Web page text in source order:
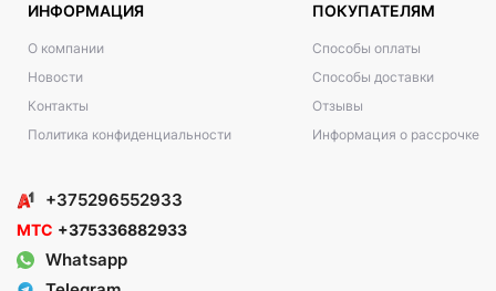
ИНФОРМАЦИЯ
О компании
Новости
Контакты
Политика конфиденциальности
ПОКУПАТЕЛЯМ
Способы оплаты
Способы доставки
Отзывы
Информация о рассрочке
+375296552933
МТС +375336882933
Whatsapp